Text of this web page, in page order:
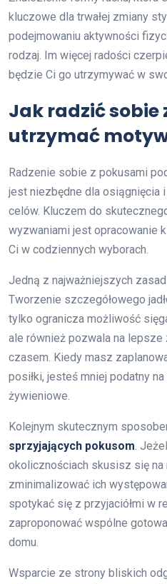
kluczowe dla trwałej zmiany
podejmowaniu aktywności
rodzaj. Im więcej radości
będzie Ci go utrzymywać w
Jak radzić sobie
utrzymać
Radzenie sobie z pokusami
jest niezbędne dla osiągnięcia
celów. Kluczem do
wyzwaniami jest opracowanie
Ci w codziennych wyborach.
Jedną z najważniejszych
Tworzenie szczegółowego
tylko ogranicza możliwość
ale również pozwala na
czasem. Kiedy masz
posiłki, jesteś mniej podatny
żywieniowe.
Kolejnym skutecznym
sprzyjających pokusom .
okolicznościach skusisz się
zminimalizować ich
spotykać się z przyjaciółmi w
zaproponować wspólne
domu.
Wsparcie ze strony bliskich